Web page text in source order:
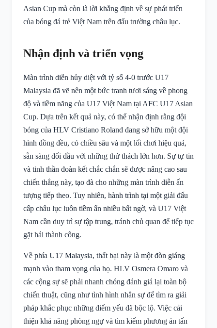
Asian Cup mà còn là lời khẳng định về sự phát triển
của bóng đá trẻ Việt Nam trên đấu trường châu lục.
Nhận định và triển vọng
Màn trình diễn hủy diệt với tỷ số 4-0 trước U17
Malaysia đã vẽ nên một bức tranh tươi sáng về phong
độ và tiềm năng của U17 Việt Nam tại AFC U17 Asian
Cup. Dựa trên kết quả này, có thể nhận định rằng đội
bóng của HLV Cristiano Roland đang sở hữu một đội
hình đồng đều, có chiều sâu và một lối chơi hiệu quả,
sẵn sàng đối đầu với những thử thách lớn hơn. Sự tự tin
và tinh thần đoàn kết chắc chắn sẽ được nâng cao sau
chiến thắng này, tạo đà cho những màn trình diễn ấn
tượng tiếp theo. Tuy nhiên, hành trình tại một giải đấu
cấp châu lục luôn tiềm ẩn nhiều bất ngờ, và U17 Việt
Nam cần duy trì sự tập trung, tránh chủ quan để tiếp tục
gặt hái thành công.
Về phía U17 Malaysia, thất bại này là một đòn giáng
mạnh vào tham vọng của họ. HLV Osmera Omaro và
các cộng sự sẽ phải nhanh chóng đánh giá lại toàn bộ
chiến thuật, cũng như tình hình nhân sự để tìm ra giải
pháp khắc phục những điểm yếu đã bộc lộ. Việc cải
thiện khả năng phòng ngự và tìm kiếm phương án tấn